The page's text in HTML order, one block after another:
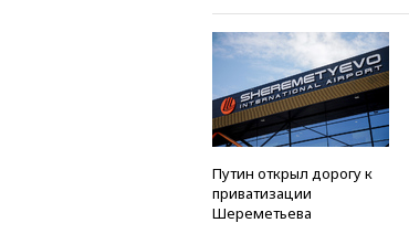
СТИЛЬ ТЕСТЫ
Путин открыл дорогу к
приватизации
Шереметьева